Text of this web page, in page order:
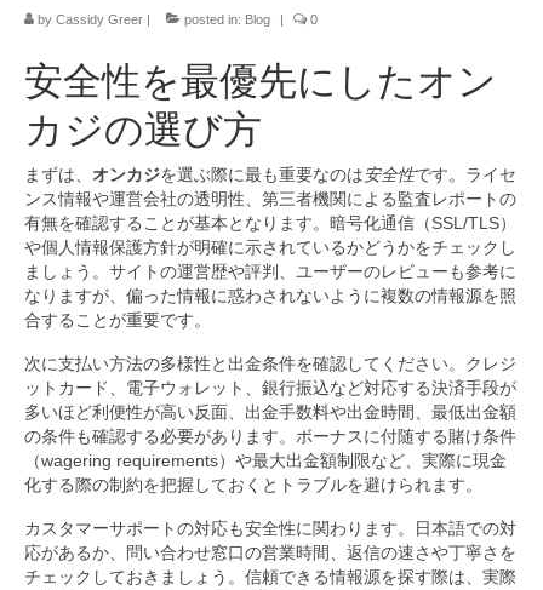
by Cassidy Greer | posted in: Blog | 0
安全性を最優先にしたオン
カジの選び方
まずは、 オンカジを選ぶ際に最も重要なのは安全性です。ライセ
ンス情報や運営会社の透明性、第三者機関による監査レポートの
有無を確認することが基本となります。暗号化通信（SSL/TLS）
や個人情報保護方針が明確に示されているかどうかをチェックし
ましょう。サイトの運営歴や評判、ユーザーのレビューも参考に
なりますが、偏った情報に惑わされないように複数の情報源を照
合することが重要です。
次に支払い方法の多様性と出金条件を確認してください。クレジ
ットカード、電子ウォレット、銀行振込など対応する決済手段が
多いほど利便性が高い反面、出金手数料や出金時間、最低出金額
の条件も確認する必要があります。ボーナスに付随する賭け条件
（wagering requirements）や最大出金額制限など、実際に現金
化する際の制約を把握しておくとトラブルを避けられます。
カスタマーサポートの対応も安全性に関わります。日本語での対
応があるか、問い合わせ窓口の営業時間、返信の速さや丁寧さを
チェックしておきましょう。信頼できる情報源を探す際は、実際